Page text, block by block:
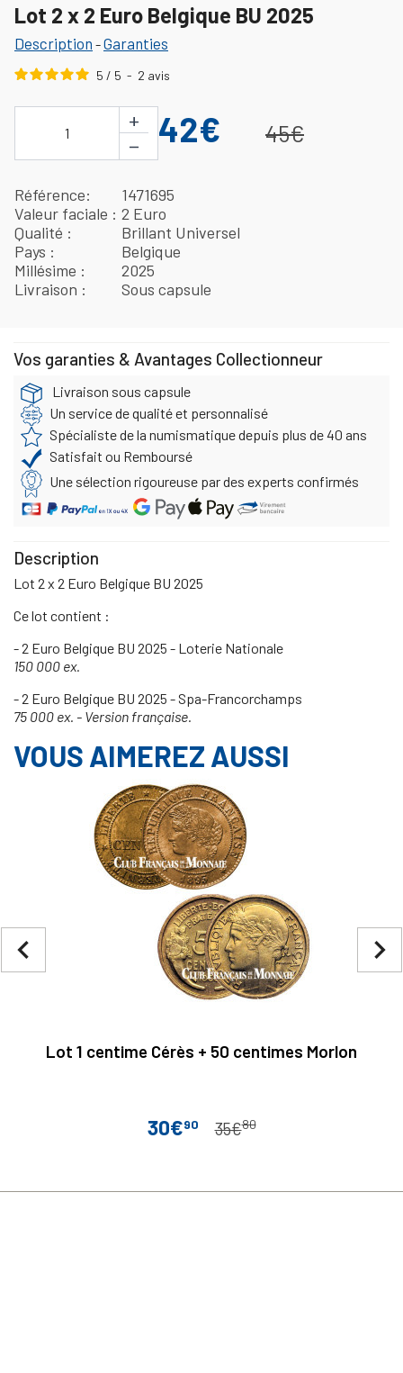
Lot 2 x 2 Euro Belgique BU 2025
Description -Garanties
5 / 5 - 2 avis
1
+
−
42€ 45€
Référence
1471695
Valeur faciale
2 Euro
Qualité
Brillant Universel
Pays
Belgique
Millésime
2025
Livraison
Sous capsule
Vos garanties & Avantages Collectionneur
Livraison sous capsule
Un service de qualité et personnalisé
Spécialiste de la numismatique depuis plus de 40 ans
Satisfait ou Remboursé
Une sélection rigoureuse par des experts confirmés
Description
Lot 2 x 2 Euro Belgique BU 2025
Ce lot contient :
- 2 Euro Belgique BU 2025 - Loterie Nationale
150 000 ex.
- 2 Euro Belgique BU 2025 - Spa-Francorchamps
75 000 ex. - Version française.
VOUS AIMEREZ AUSSI
Lot 1 centime Cérès + 50 centimes Morlon
Prix
30€90 Prix de base
35€80
navigate_next
navigate_before